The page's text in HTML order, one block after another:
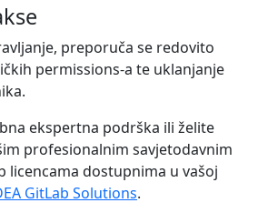
preporuča se redovito
permissions-a te uklanjanje
ekspertna podrška ili želite
profesionalnim savjetodavnim
licencama dostupnima u vašoj
GitLab Solutions.